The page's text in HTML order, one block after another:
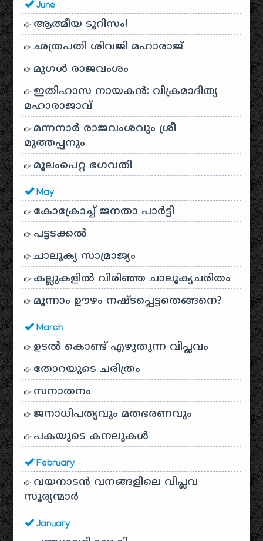
June
ആത്മീയ ടൂറിസം!
ഛത്രപതി ശിവജി മഹാരാജ്
മുഗൾ രാജവംശം
ഇതിഹാസ നായകൻ: വിക്രമാദിത്യ
മഹാരാജാവ്
മന്നനാർ രാജവംശവും ശ്രീ
മുത്തപ്പനും
മൂലംപെറ്റ ഭഗവതി
May
കോക്രോച്ച് ജനതാ പാർട്ടി
പട്ടടക്കൽ
ചാലൂക്യ സാമ്രാജ്യം
കല്ലുകളിൽ വിരിഞ്ഞ ചാലൂക്യചരിതം
മൂന്നാം ഊഴം നഷ്ടപ്പെട്ടതെങ്ങനെ?
March
ഉടൽ കൊണ്ട് എഴുതുന്ന വിപ്ലവം
തോറയുടെ ചരിത്രം
സനാതനം
ജനാധിപത്യവും മതഭരണവും
പകയുടെ കനലുകൾ
February
വയനാടൻ വനങ്ങളിലെ വിപ്ലവ
സൂര്യന്മാർ
January